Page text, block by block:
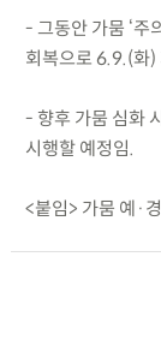
- 그동안 가뭄 ‘주
회복으로 6.9.(화)
- 향후 가뭄 심화
시행할 예정임.
<붙임> 가뭄 예·